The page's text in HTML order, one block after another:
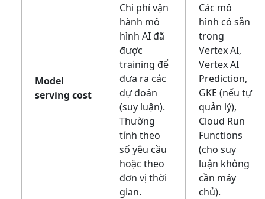
Model
serving cost
Chi phí vận
hành mô
hình AI đã
được
training để
đưa ra các
dự đoán
(suy luận).
Thường
tính theo
số yêu cầu
hoặc theo
đơn vị thời
gian.
Các mô
hình có sẵn
trong
Vertex AI,
Vertex AI
Prediction,
GKE (nếu tự
quản lý),
Cloud Run
Functions
(cho suy
luận không
cần máy
chủ).